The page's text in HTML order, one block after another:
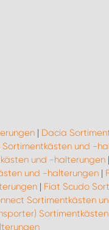
| Dacia
Sortimentkästen und -
und -halterungen|
und -halterungen |
| Fiat Scudo
Sortimentkästen